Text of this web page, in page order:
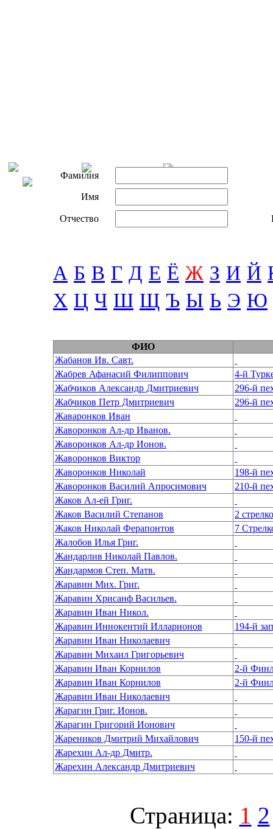
Фамилия
Имя
Отчество
А Б В Г Д Е Ё Ж З И Й
Х Ц Ч Ш Щ Ъ Ы Ь Э Ю
ФИО
Жабанов Ив. Савт.
Жабрев Афанасий Филиппович
4-й
Жабчиков Александр Дмитриевич
296-й
Жабчиков Петр Дмитриевич
296-й
Жаваронков Иван
Жаворонков Ал-др Иванов.
Жаворонков Ал-др Ионов.
Жаворонков Виктор
Жаворонков Николай
Жаворонков Василий Апросимович
210-й
Жаков Ал-ей Григ.
Жаков Василий Степанов
2
Жаков Николай Ферапонтов
7
Жалобов Илья Григ.
Жандарлив Николай Павлов.
Жандармов Степ. Матв.
Жаравин Мих. Григ.
Жаравин Хрисанф Васильев.
Жаравин Иван Никол.
Жаравин Иннокентий Илларионов
194-й
Жаравин Иван Николаевич
Жаравин Михаил Григорьевич
Жаравин Иван Корнилов
2-й
Жаравин Иван Корнилов
2-й
Жаравин Иван Николаевич
Жарагин Григ. Ионов.
Жарагин Григорий Ионович
Жареников Дмитрий Михайлович
150-й
Жарехин Ал-др Дмитр.
Жарехин Александр Дмитриевич
Страница: 1 2